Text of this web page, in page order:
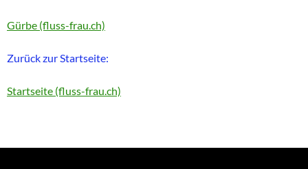
Gürbe (fluss-frau.ch)
Zurück zur Startseite:
Startseite (fluss-frau.ch)